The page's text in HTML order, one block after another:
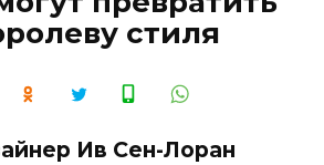
стиля
Ив Сен-Лоран